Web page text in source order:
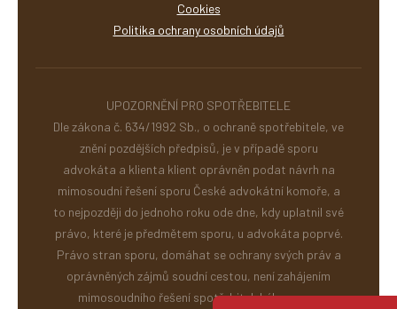
Cookies
Politika ochrany osobních údajů
UPOZORNĚNÍ PRO SPOTŘEBITELE
Dle zákona č. 634/1992 Sb., o ochraně spotřebitele, ve
znění pozdějších předpisů, je v případě sporu
advokáta a klienta klient oprávněn podat návrh na
mimosoudní řešení sporu České advokátní komoře, a
to nejpozději do jednoho roku ode dne, kdy uplatnil své
právo, které je předmětem sporu, u advokáta poprvé.
Právo stran sporu, domáhat se ochrany svých práv a
oprávněných zájmů soudní cestou, není zahájením
mimosoudního řešení spotřebitelského sporu